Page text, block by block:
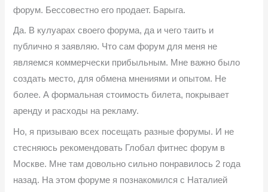
форум. Бессовестно его продает. Барыга.
Да. В кулуарах своего форума, да и чего таить и
публично я заявляю. Что сам форум для меня не
являемся коммерчески прибыльным. Мне важно было
создать место, для обмена мнениями и опытом. Не
более. А формальная стоимость билета, покрывает
аренду и расходы на рекламу.
Но, я призываю всех посещать разные форумы. И не
стесняюсь рекомендовать Глобал фитнес форум в
Москве. Мне там довольно сильно понравилось 2 года
назад. На этом форуме я познакомился с Наталией